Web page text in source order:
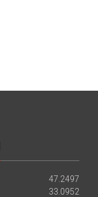
47.2497
33.0952